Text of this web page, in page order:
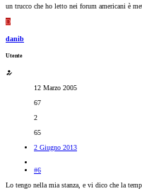
un trucco che ho letto nei forum americani è
D
danib
Utente
12 Marzo 2005
67
2
65
2 Giugno 2013
#6
Lo tengo nella mia stanza, e vi dico che la